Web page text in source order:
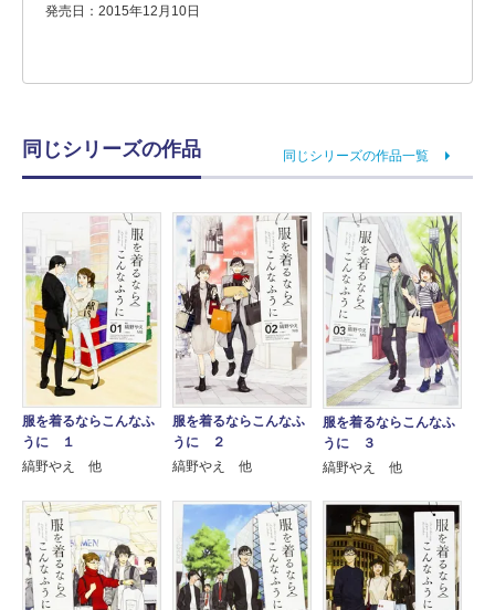
発売日：2015年12月10日
同じシリーズの作品 同じシリーズの作品一覧
服を着るならこんなふ
うに １
縞野やえ 他
服を着るならこんなふ
うに ２
縞野やえ 他
服を着るならこんなふ
うに ３
縞野やえ 他